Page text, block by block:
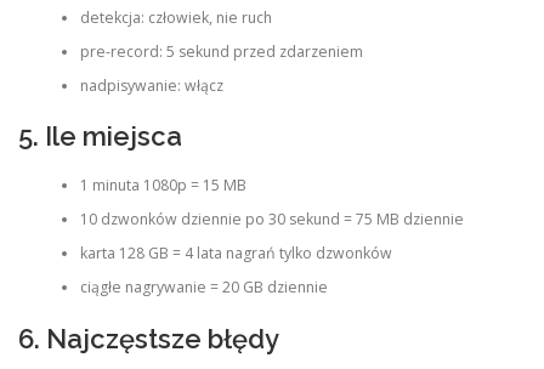
detekcja: człowiek, nie ruch
pre-record: 5 sekund przed zdarzeniem
nadpisywanie: włącz
5. Ile miejsca
1 minuta 1080p = 15 MB
10 dzwonków dziennie po 30 sekund = 75 MB dziennie
karta 128 GB = 4 lata nagrań tylko dzwonków
ciągłe nagrywanie = 20 GB dziennie
6. Najczęstsze błędy